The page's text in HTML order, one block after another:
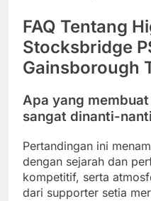
FAQ Tentang
Stocksbridge
Gainsborough
Apa yang
sangat dinanti-
Pertandingan ini
dengan sejarah dan
kompetitif, serta
dari supporter setia